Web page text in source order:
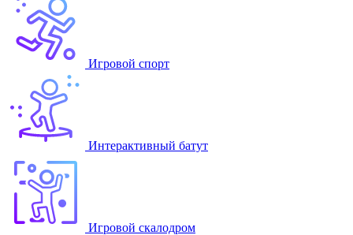
Игровой спорт
Интерактивный батут
Игровой скалодром